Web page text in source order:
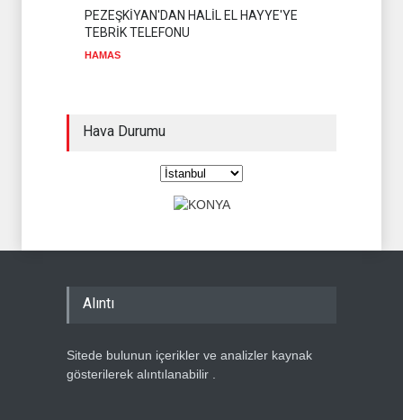
PEZEŞKİYAN'DAN HALİL EL HAYYE'YE
TEBRİK TELEFONU
HAMAS
Hava Durumu
Alıntı
Sitede bulunun içerikler ve analizler kaynak
gösterilerek alıntılanabilir .